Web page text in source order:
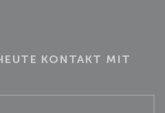
KONTAKT MIT